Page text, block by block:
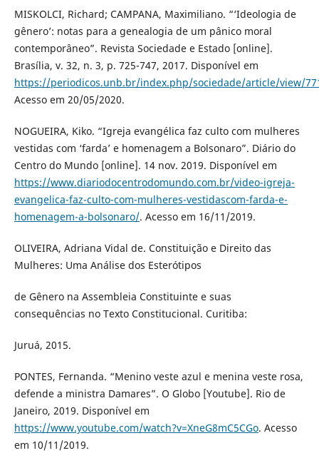
MISKOLCI, Richard; CAMPANA, Maximiliano. “‘Ideologia de
gênero’: notas para a genealogia de um pânico moral
contemporâneo”. Revista Sociedade e Estado [online].
Brasília, v. 32, n. 3, p. 725-747, 2017. Disponível em
https://periodicos.unb.br/index.php/sociedade/article/view/
Acesso em 20/05/2020.
NOGUEIRA, Kiko. “Igreja evangélica faz culto com mulheres
vestidas com ‘farda’ e homenagem a Bolsonaro”. Diário do
Centro do Mundo [online]. 14 nov. 2019. Disponível em
https://www.diariodocentrodomundo.com.br/video-igreja-
evangelica-faz-culto-com-mulheres-vestidascom-farda-e-
homenagem-a-bolsonaro/. Acesso em 16/11/2019.
OLIVEIRA, Adriana Vidal de. Constituição e Direito das
Mulheres: Uma Análise dos Esterótipos
de Gênero na Assembleia Constituinte e suas
consequências no Texto Constitucional. Curitiba:
Juruá, 2015.
PONTES, Fernanda. “Menino veste azul e menina veste rosa,
defende a ministra Damares”. O Globo [Youtube]. Rio de
Janeiro, 2019. Disponível em
https://www.youtube.com/watch?v=XneG8mC5CGo. Acesso
em 10/11/2019.